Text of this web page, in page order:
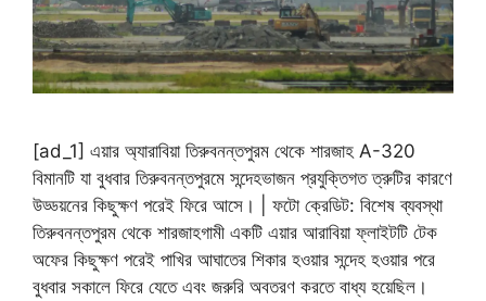
[ad_1] এয়ার অ্যারাবিয়া তিরুবনন্তপুরম থেকে শারজাহ A-320
বিমানটি যা বুধবার তিরুবনন্তপুরমে সন্দেহভাজন প্রযুক্তিগত ত্রুটির কারণে
উড্ডয়নের কিছুক্ষণ পরেই ফিরে আসে। | ফটো ক্রেডিট: বিশেষ ব্যবস্থা
তিরুবনন্তপুরম থেকে শারজাহগামী একটি এয়ার আরাবিয়া ফ্লাইটটি টেক
অফের কিছুক্ষণ পরেই পাখির আঘাতের শিকার হওয়ার সন্দেহ হওয়ার পরে
বুধবার সকালে ফিরে যেতে এবং জরুরি অবতরণ করতে বাধ্য হয়েছিল।